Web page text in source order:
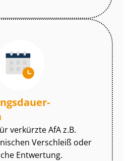
verkürzte AfA z.B.
Verschleiß oder
Entwertung.